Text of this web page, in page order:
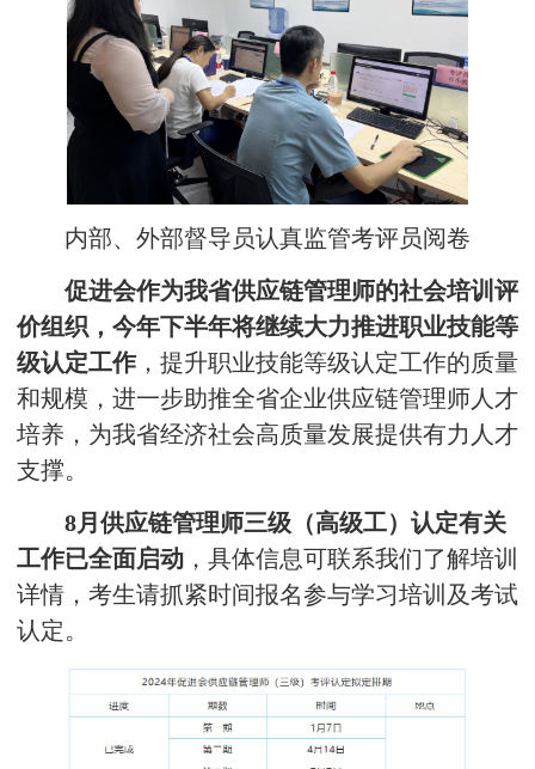
内部、外部督导员认真监管考评员阅卷
促进会作为我省供应链管理师的社会培训评
价组织，今年下半年将继续大力推进职业技能等
级认定工作，提升职业技能等级认定工作的质量
和规模，进一步助推全省企业供应链管理师人才
培养，为我省经济社会高质量发展提供有力人才
支撑。
8月供应链管理师三级（高级工）认定有关
工作已全面启动 ，具体信息可联系我们了解培训
详情，考生请抓紧时间报名参与学习培训及考试
认定。